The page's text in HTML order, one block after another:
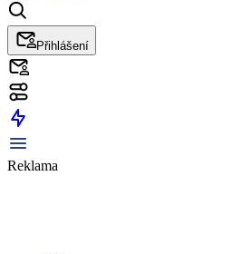
Přihlášení
Reklama